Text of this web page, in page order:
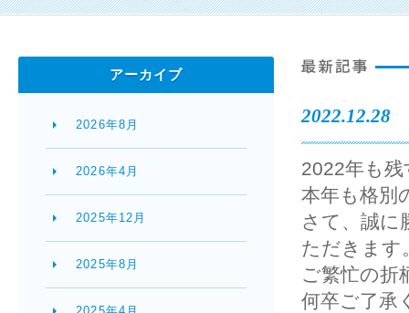
2022.12.28
2022年も
本年も格別
さて、誠に
ただきます
ご繁忙の折
何卒ご了承
アーカイブ
2026年8月
2026年4月
2025年12月
2025年8月